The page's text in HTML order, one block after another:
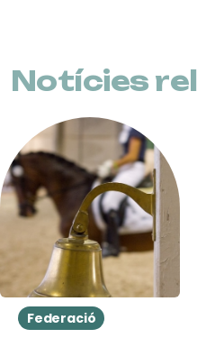
Notícies
Federació